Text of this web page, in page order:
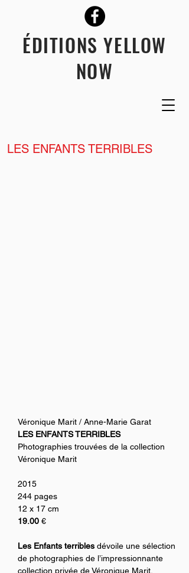
ÉDITIONS YELLOW
NOW
LES ENFANTS TERRIBLES
Véronique Marit / Anne-Marie Garat
LES ENFANTS TERRIBLES
Photographies trouvées de la collection
Véronique Marit
2015
244 pages
12 x 17 cm
19.00 €
Les Enfants terribles dévoile une sélection
de photographies de l’impressionnante
collection privée de Véronique Marit.